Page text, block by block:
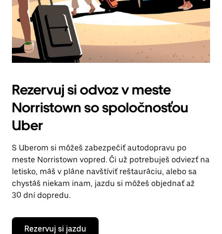
Rezervuj si odvoz v meste
Norristown so spoločnosťou
Uber
S Uberom si môžeš zabezpečiť autodopravu po
meste Norristown vopred. Či už potrebuješ odviezť na
letisko, máš v pláne navštíviť reštauráciu, alebo sa
chystáš niekam inam, jazdu si môžeš objednať až
30 dní dopredu.
Rezervuj si jazdu